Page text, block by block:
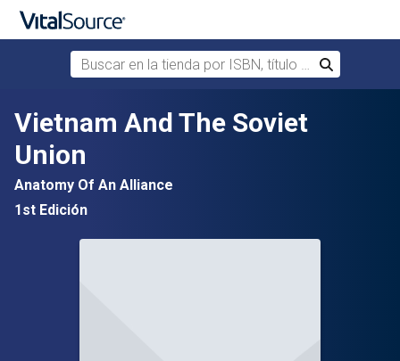
Saltar al contenido principal
Buscar en la tienda por ISBN, título o autor
Buscar
Vietnam And The Soviet
Union
Anatomy Of An Alliance
1st Edición